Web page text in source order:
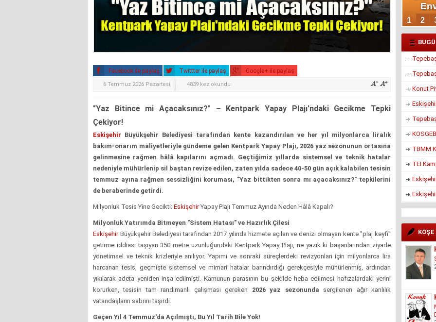
Facebook ile paylaş Twittter ile paylaş Google+ ile paylaş
6 Temmuz 2026 Pazartesi 4839 kez okundu
"Yaz Bitince mi Açacaksınız?" – Kentpark Yapay Plajı'ndaki Gecikme Tepki
Çekiyor!
Eskişehir Büyükşehir Belediyesi tarafından kente kazandırılan ve her yıl milyonlarca liralık
bakım-onarım maliyetleriyle gündeme gelen Kentpark Yapay Plajı, 2026 yaz sezonunun ortasına
gelinmesine rağmen hâlâ kapılarını açmadı. Geçtiğimiz yıllarda sistemsel ve teknik hatalar
nedeniyle mühürlenip sil baştan revize edilen, zaten yılda sadece 40-50 gün açık kalabilen tesisin
temmuz ayına rağmen sessizliğini koruması, "Yaz bittikten sonra mı açacaksınız?" tepkilerini
de beraberinde getirdi.
Milyonluk Tesis Yine Gecikti: EskişehirYapay Plajı Temmuz Ayında Neden Hâlâ Kapalı?
Milyonluk Yatırımda Bitmeyen "Sistem Hatası" ve Hazırlık Çilesi
EskişehirBüyükşehir Belediyesi tarafından 2017 yılında hizmete açılan ve denizi olmayan kente "plaj keyfi"
getirme iddiası taşıyan 350 metre uzunluğundaki Kentpark Yapay Plajı, ne yazık ki başarılarından ziyade
yönetimsel ve teknik krizleriyle anılıyor. Yapımı ve sonraki süreçlerdeki revizyonları için milyonlarca lira
harcanan tesis, geçmişte sistemsel ve mimari hatalar barındırdığı gerekçesiyle mühürlenmiş, ardından
yıkılarak adeta yeniden inşa edilmişti. Kamunun parasının bu şekilde heba edilmesi hafızalardaki yerini
korurken, tesisin tam randımanlı çalışması gereken 2026 yaz sezonunda sergilenen ağır kanlılık
vatandaşların sabrını taşırdı.
Geçen Yıl 4 Temmuz'da Açılmıştı, Bu Yıl Tarih Bile Yok!
Konut
TBMM
TEI